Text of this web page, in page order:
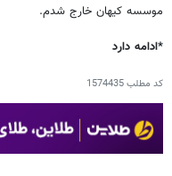
موسسه کیهان خارج شدم.
*ادامه دارد
کد مطلب1574435